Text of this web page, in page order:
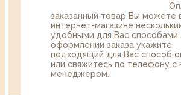
заказанный товар Вы можете
интернет-магазине
удобными для Вас
оформлении заказа укажите
подходящий для Вас способ
или свяжитесь по телефону с
менеджером.